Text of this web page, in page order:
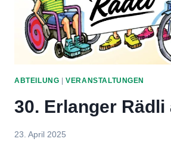
ABTEILUNG |VERANSTALTUNGEN
30. Erlanger Rädli
Von
23. April 2025